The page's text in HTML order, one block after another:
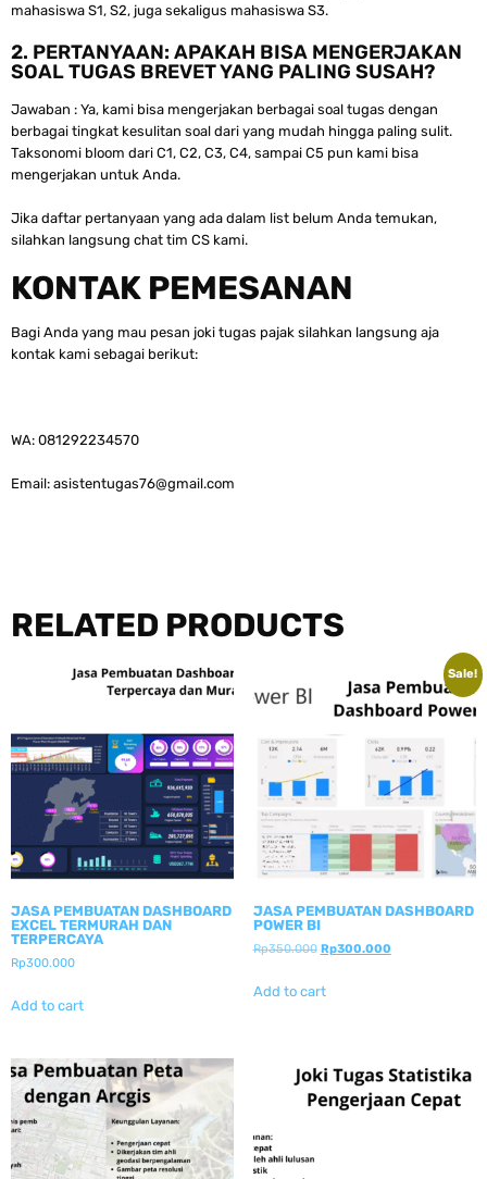
mahasiswa S1, S2, juga sekaligus mahasiswa S3.
2. PERTANYAAN: APAKAH BISA MENGERJAKAN
SOAL TUGAS BREVET YANG PALING SUSAH?
Jawaban : Ya, kami bisa mengerjakan berbagai soal tugas dengan
berbagai tingkat kesulitan soal dari yang mudah hingga paling sulit.
Taksonomi bloom dari C1, C2, C3, C4, sampai C5 pun kami bisa
mengerjakan untuk Anda.
Jika daftar pertanyaan yang ada dalam list belum Anda temukan,
silahkan langsung chat tim CS kami.
KONTAK PEMESANAN
Bagi Anda yang mau pesan joki tugas pajak silahkan langsung aja
kontak kami sebagai berikut:
WA: 081292234570
Email: asistentugas76@gmail.com
RELATED PRODUCTS
JASA PEMBUATAN DASHBOARD
EXCEL TERMURAH DAN
TERPERCAYA
Rp300.000
Add to cart
Sale!
JASA PEMBUATAN DASHBOARD
POWER BI
Rp350.000 Rp300.000
Add to cart